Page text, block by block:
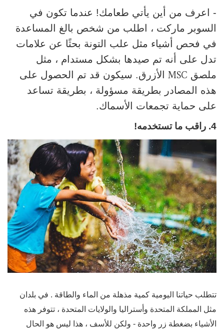
- اعرف من أين يأتي طعامك! عندما تكون في
السوبر ماركت ، اطلب من شخص بالغ المساعدة
في فحص أشياء مثل علب التونة بحثًا عن علامات
تدل على أنه تم صيدها بشكل مستدام ، مثل
ملصق MSC الأزرق. سيكون قد تم الحصول على
هذه المصادر بطريقة مسؤولة ، بطريقة تساعد
على حماية تجمعات الأسماك.
4. راقب ما تستخدمه!
تتطلب حياتنا اليومية كمية مذهلة من الماء والطاقة . في بلدان
مثل المملكة المتحدة وأستراليا والولايات المتحدة ، تتوفر هذه
الأشياء بضغطة زر واحدة - ولكن للأسف ، هذا ليس هو الحال